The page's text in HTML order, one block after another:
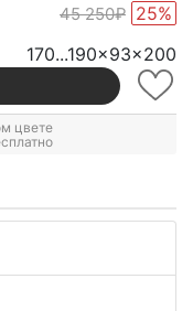
45 250₽ 25%
170...190x93x200
цвете